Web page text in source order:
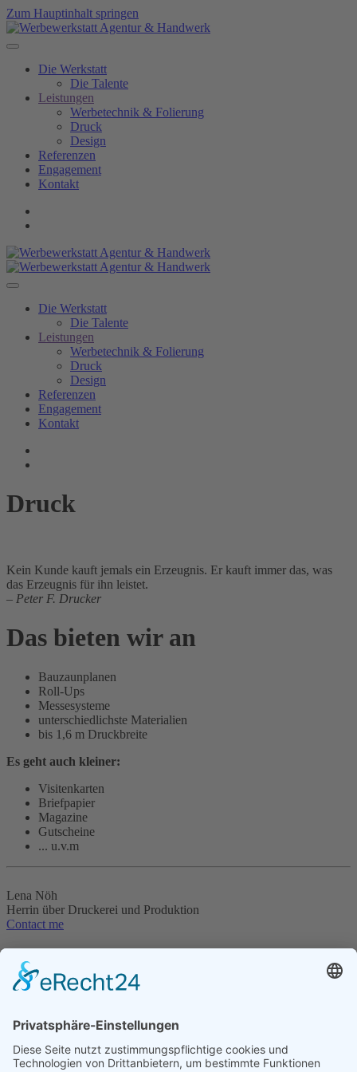
Zum Hauptinhalt springen
Die Werkstatt
Die Talente
Leistungen
Werbetechnik & Folierung
Druck
Design
Referenzen
Engagement
Kontakt
Die Werkstatt
Die Talente
Leistungen
Werbetechnik & Folierung
Druck
Design
Referenzen
Engagement
Kontakt
Druck
Kein Kunde kauft jemals ein Erzeugnis. Er kauft immer das, was
das Erzeugnis für ihn leistet.
– Peter F. Drucker
Das bieten wir an
Bauzaunplanen
Roll-Ups
Messesysteme
unterschiedlichste Materialien
bis 1,6 m Druckbreite
Es geht auch kleiner:
Visitenkarten
Briefpapier
Magazine
Gutscheine
... u.v.m
Lena Nöh
Herrin über Druckerei und Produktion
Contact me
VISIT US
HOURS